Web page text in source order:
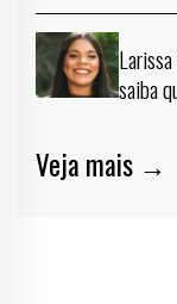
saiba
Veja mais →